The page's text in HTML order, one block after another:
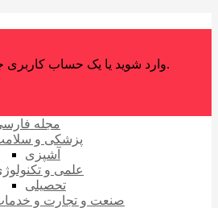
وارد شوید یا یک حساب کاربری جدید ایجاد کنید.
مجله
پزشکی و
آشپزی
علمی و
تحصیلی
صنعت و تجارت و